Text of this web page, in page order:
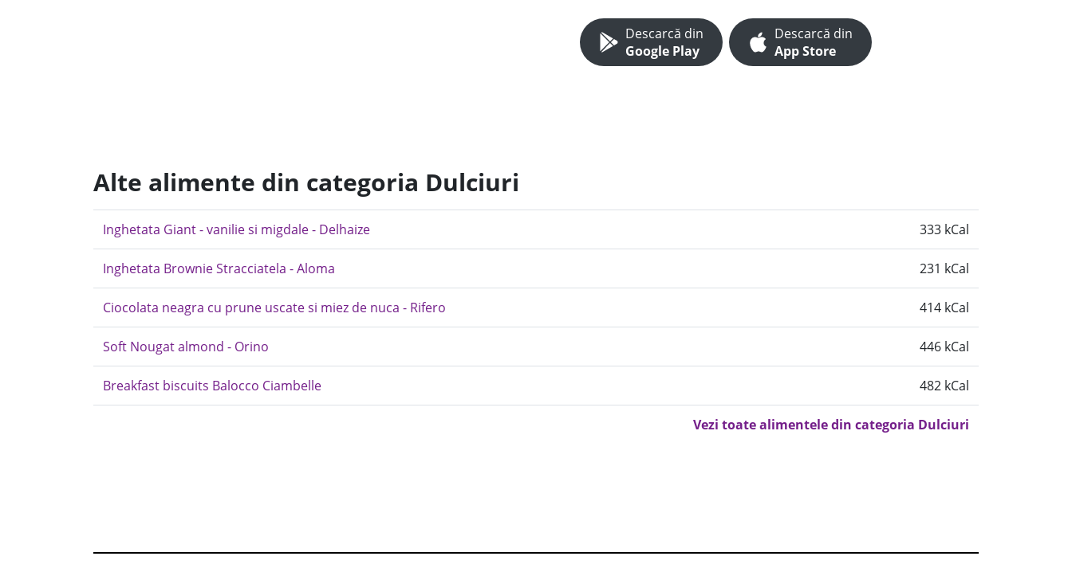
Descarcă din
Google Play
Descarcă din
App Store
Alte alimente din categoria Dulciuri
Inghetata Giant - vanilie si migdale - Delhaize 333 kCal
Inghetata Brownie Stracciatela - Aloma 231 kCal
Ciocolata neagra cu prune uscate si miez de nuca - Rifero 414 kCal
Soft Nougat almond - Orino 446 kCal
Breakfast biscuits Balocco Ciambelle 482 kCal
Vezi toate alimentele din categoria Dulciuri